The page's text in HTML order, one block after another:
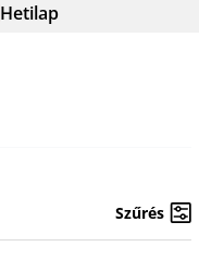
Hetilap
Szűrés